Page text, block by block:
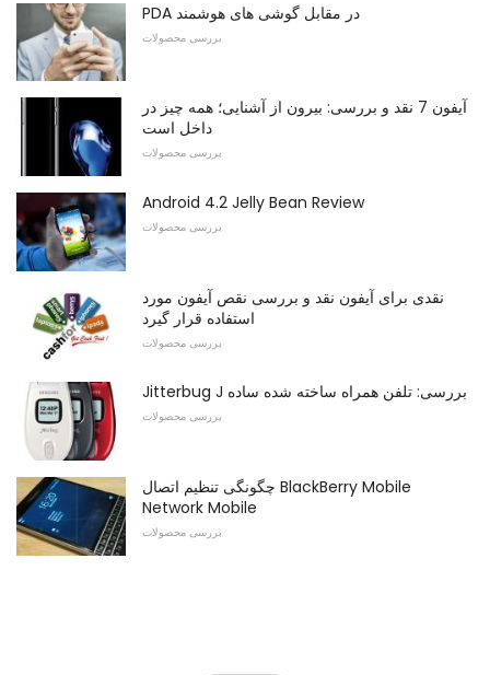
PDA در مقابل گوشی های هوشمند
بررسی محصولات
آیفون 7 نقد و بررسی: بیرون از آشنایی؛ همه چیز در
داخل است
بررسی محصولات
Android 4.2 Jelly Bean Review
بررسی محصولات
نقدی برای آیفون نقد و بررسی نقص آیفون مورد
استفاده قرار گیرد
بررسی محصولات
Jitterbug J بررسی: تلفن همراه ساخته شده ساده
بررسی محصولات
چگونگی تنظیم اتصال BlackBerry Mobile
Network Mobile
بررسی محصولات